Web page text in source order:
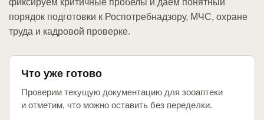
фиксируем критичные пробелы и даем понятный
порядок подготовки к Роспотребнадзору, МЧС, охране
труда и кадровой проверке.
Что уже готово
Проверим текущую документацию для зооаптеки
и отметим, что можно оставить без переделки.